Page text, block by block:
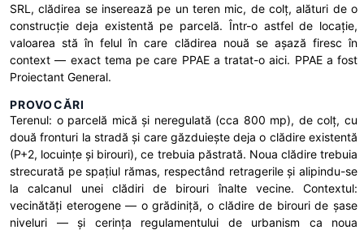
SRL, clădirea se inserează pe un teren mic, de colț, alături de o
construcție deja existentă pe parcelă. Într-o astfel de locație,
valoarea stă în felul în care clădirea nouă se așază firesc în
context — exact tema pe care PPAE a tratat-o aici. PPAE a fost
Proiectant General.
PROVOCĂRI
Terenul: o parcelă mică și neregulată (cca 800 mp), de colț, cu
două fronturi la stradă și care găzduiește deja o clădire existentă
(P+2, locuințe și birouri), ce trebuia păstrată. Noua clădire trebuia
strecurată pe spațiul rămas, respectând retragerile și alipindu-se
la calcanul unei clădiri de birouri înalte vecine. Contextul:
vecinătăți eterogene — o grădiniță, o clădire de birouri de șase
niveluri — și cerința regulamentului de urbanism ca noua